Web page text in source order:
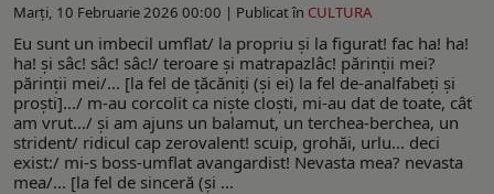
Marți, 10 Februarie 2026 00:00 | Publicat în CULTURA
Eu sunt un imbecil umflat/ la propriu şi la figurat! fac ha! ha!
ha! şi sâc! sâc! sâc!/ teroare şi matrapazlâc! părinţii mei?
părinţii mei/... [la fel de ţăcăniţi (şi ei) la fel de-analfabeţi şi
proşti].../ m-au corcolit ca nişte cloşti, mi-au dat de toate, cât
am vrut.../ şi am ajuns un balamut, un terchea-berchea, un
strident/ ridicul cap zerovalent! scuip, grohăi, urlu... deci
exist:/ mi-s boss-umflat avangardist! Nevasta mea? nevasta
mea/... [la fel de sinceră (şi ...